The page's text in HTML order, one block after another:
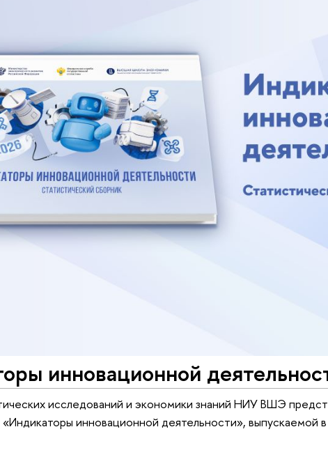
инновационной
исследований и экономики знаний НИУ ВШЭ
инновационной деятельности», выпускаемой